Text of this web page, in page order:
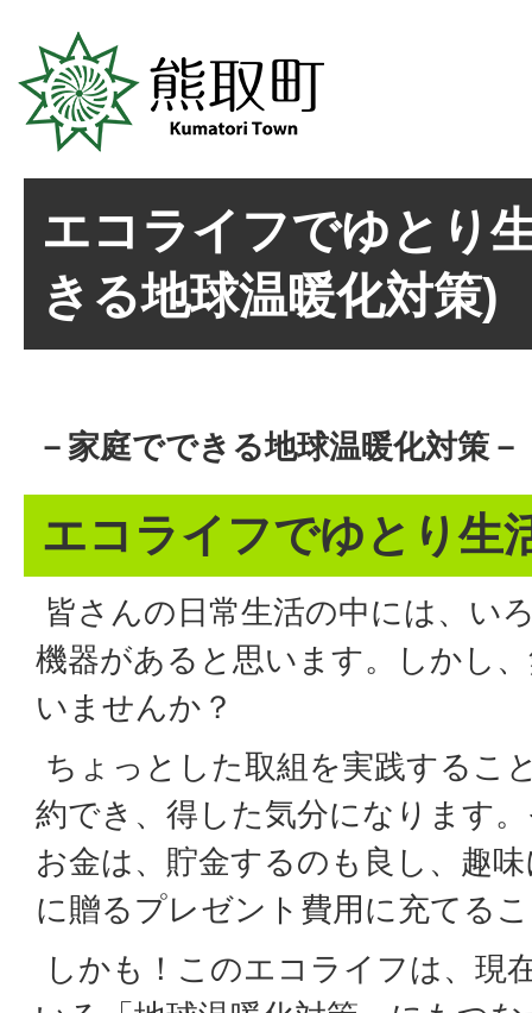
エコライフでゆとり
きる地球温暖化対策)
－家庭でできる地球温暖化対策－
エコライフでゆとり生
皆さんの日常生活の中には、い
機器があると思います。しかし
いませんか？
ちょっとした取組を実践するこ
約でき、得した気分になります
お金は、貯金するのも良し、趣
に贈るプレゼント費用に充てる
しかも！このエコライフは、現